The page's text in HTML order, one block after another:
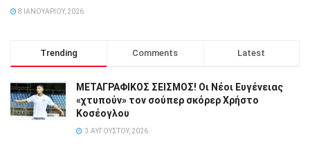
8 ΙΑΝΟΥΑΡΊΟΥ, 2026
Trending Comments Latest
ΜΕΤΑΓΡΑΦΙΚΟΣ ΣΕΙΣΜΟΣ! Οι Νέοι Ευγένειας
«χτυπούν» τον σούπερ σκόρερ Χρήστο
Κοσέογλου
3 ΑΥΓΟΎΣΤΟΥ, 2026